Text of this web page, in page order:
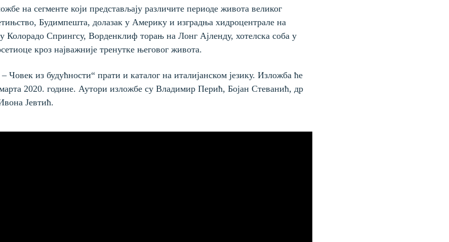
на сегменте који представљају различите периоде живота великог
Будимпешта, долазак у Америку и изградња хидроцентрале на
у Колорадо Спрингсу, Ворденклиф торањ на Лонг Ајленду, хотелска соба у
кроз најважније тренутке његовог живота.
Човек из будућности“ прати и каталог на италијанском језику. Изложба ће
2020. године. Аутори изложбе су Владимир Перић, Бојан Стеванић, др
Јевтић.